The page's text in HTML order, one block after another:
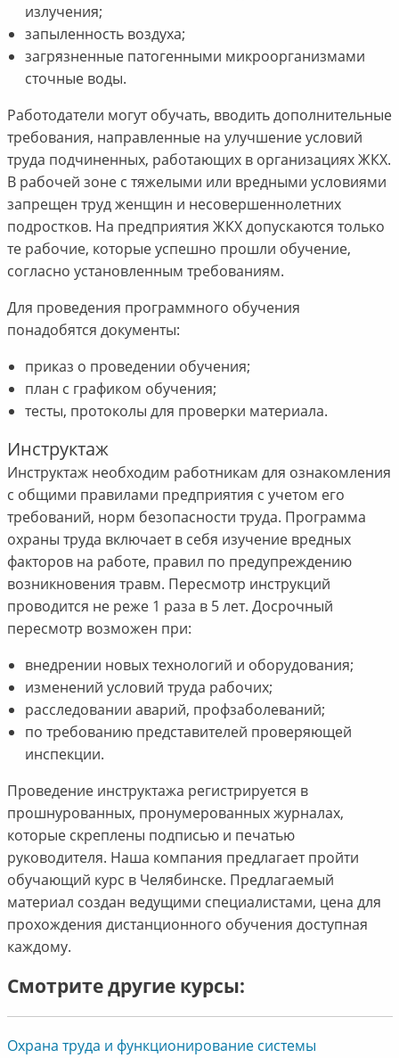
излучения;
запыленность воздуха;
загрязненные патогенными микроорганизмами
сточные воды.
Работодатели могут обучать, вводить дополнительные
требования, направленные на улучшение условий
труда подчиненных, работающих в организациях ЖКХ.
В рабочей зоне с тяжелыми или вредными условиями
запрещен труд женщин и несовершеннолетних
подростков. На предприятия ЖКХ допускаются только
те рабочие, которые успешно прошли обучение,
согласно установленным требованиям.
Для проведения программного обучения
понадобятся документы:
приказ о проведении обучения;
план с графиком обучения;
тесты, протоколы для проверки материала.
Инструктаж
Инструктаж необходим работникам для ознакомления
с общими правилами предприятия с учетом его
требований, норм безопасности труда. Программа
охраны труда включает в себя изучение вредных
факторов на работе, правил по предупреждению
возникновения травм. Пересмотр инструкций
проводится не реже 1 раза в 5 лет. Досрочный
пересмотр возможен при:
внедрении новых технологий и оборудования;
изменений условий труда рабочих;
расследовании аварий, профзаболеваний;
по требованию представителей проверяющей
инспекции.
Проведение инструктажа регистрируется в
прошнурованных, пронумерованных журналах,
которые скреплены подписью и печатью
руководителя. Наша компания предлагает пройти
обучающий курс в Челябинске. Предлагаемый
материал создан ведущими специалистами, цена для
прохождения дистанционного обучения доступная
каждому.
Смотрите другие курсы:
Охрана труда и функционирование системы